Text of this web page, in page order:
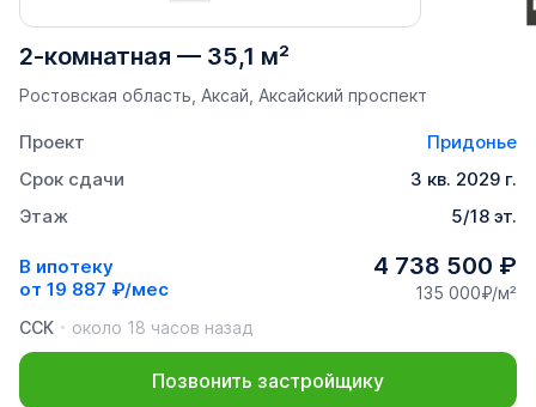
2-комнатная — 35,1 м²
Ростовская область, Аксай, Аксайский проспект
Проект
Придонье
Срок сдачи
3 кв. 2029 г.
Этаж
5/18 эт.
В ипотеку
от 19 887 ₽/мес
4 738 500 ₽
135 000₽/м²
ССК
около 18 часов назад
Позвонить застройщику